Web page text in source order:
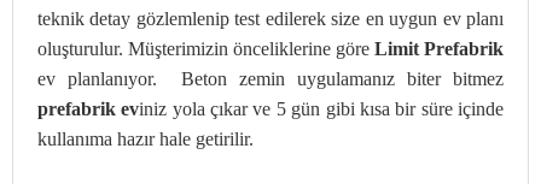
teknik detay gözlemlenip test edilerek size en uygun ev planı
oluşturulur. Müşterimizin önceliklerine göre Limit Prefabrik
ev planlanıyor. Beton zemin uygulamanız biter bitmez
prefabrik eviniz yola çıkar ve 5 gün gibi kısa bir süre içinde
kullanıma hazır hale getirilir.